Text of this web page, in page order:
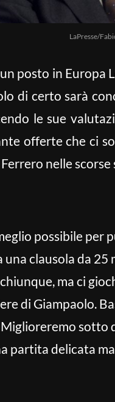
LaPresse/
posto in
di certo sarà
le sue
offerte che ci
nelle
possibile
clausola da
ma ci
di Giampaolo.
partita delicata